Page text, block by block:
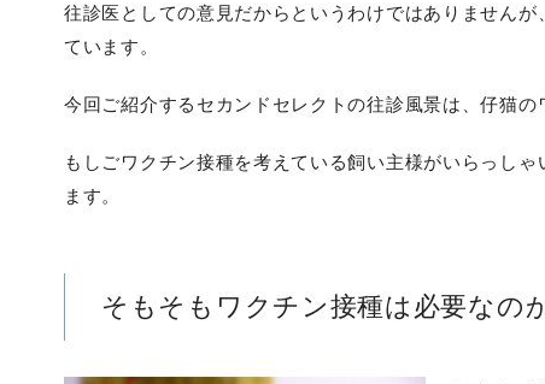
往診医としての意見だからというわけではありません
ています。
今回ご紹介するセカンドセレクトの往診風景は、仔猫の
もしごワクチン接種を考えている飼い主様がいらっし
ます。
そもそもワクチン接種は必要なの